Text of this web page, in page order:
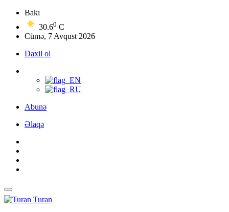
Bakı
30.60 C
Cümə, 7 Avqust 2026
Daxil ol
Abunə
Əlaqə
Turan